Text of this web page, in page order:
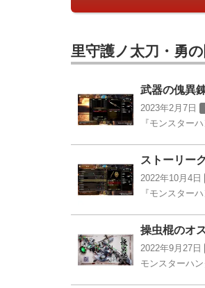
里守護ノ太刀・勇の
武器の傀異
2023年2月7日
『モンスター
ストーリー
2022年10月4日
『モンスター
操虫棍のオ
2022年9月27日
モンスターハ